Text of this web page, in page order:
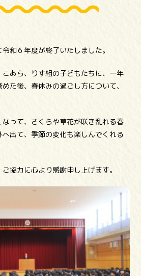
和６年度が終了いたしました。
あら、りす組の子どもたちに、一年
た後、春休みの過ごし方について、
って、さくらや草花が咲き乱れる春
出て、季節の変化も楽しんでくれる
協力に心より感謝申し上げます。